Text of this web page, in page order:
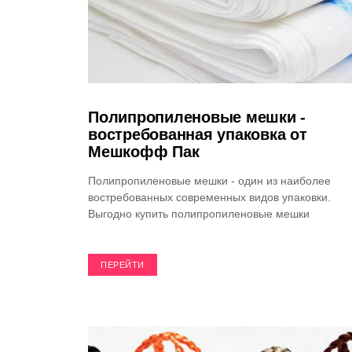
Полипропиленовые мешки -
востребованная упаковка от
Мешкофф Пак
Полипропиленовые мешки - один из наиболее
востребованных современных видов упаковки.
Выгодно купить полипропиленовые мешки
ПЕРЕЙТИ